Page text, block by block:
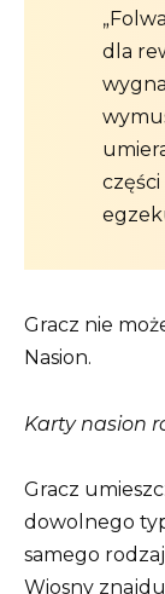
dla
Gracz nie
Nasion.
Karty nasion
Gracz
dowolnego
samego
Wiosny